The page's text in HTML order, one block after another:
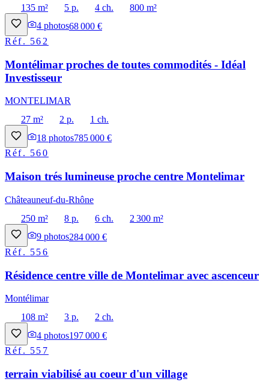
135 m²
5 p. 4 ch.
800 m²
4 photos68 000 €
Réf. 562
Montélimar proches de toutes commodités - Idéal
Investisseur
MONTELIMAR
27 m²
2 p.
1 ch.
18 photos785 000 €
Réf. 560
Maison trés lumineuse proche centre Montelimar
Châteauneuf-du-Rhône
250 m²
8 p. 6 ch.
2 300 m²
9 photos284 000 €
Réf. 556
Résidence centre ville de Montelimar avec ascenceur
Montélimar
108 m²
3 p.
2 ch.
4 photos197 000 €
Réf. 557
terrain viabilisé au coeur d'un village